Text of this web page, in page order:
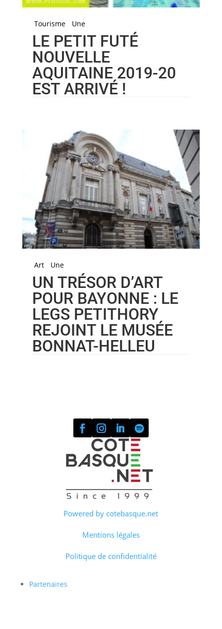
Tourisme Une
LE PETIT FUTÉ
NOUVELLE
AQUITAINE 2019-20
EST ARRIVÉ !
Art Une
UN TRÉSOR D’ART
POUR BAYONNE : LE
LEGS PETITHORY
REJOINT LE MUSÉE
BONNAT-HELLEU
Powered by cotebasque.net
Mentions légales
Politique de confidentialité
Partenaires